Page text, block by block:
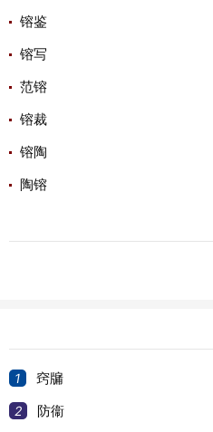
镕鉴
镕写
范镕
镕裁
镕陶
陶镕
1 窍牖
2 防衞